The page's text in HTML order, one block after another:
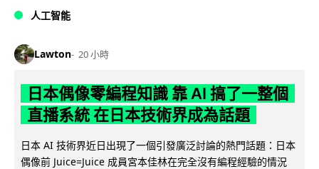
人工智能
Lawton 20 小時
日本偶像零編程知識 靠 AI 搞了一整個
直播系統 在日本技術界成為話題
日本 AI 技術界近日出現了一個引發廣泛討論的熱門話題：日本
偶像前 Juice=Juice 成員宮本佳林在完全沒有編程經驗的情況